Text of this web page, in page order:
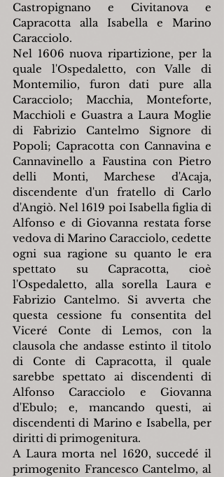
Castropignano e Civitanova e
Capracotta alla Isabella e Marino
Caracciolo.
Nel 1606 nuova ripartizione, per la
quale l'Ospedaletto, con Valle di
Montemilio, furon dati pure alla
Caracciolo; Macchia, Monteforte,
Macchioli e Guastra a Laura Moglie
di Fabrizio Cantelmo Signore di
Popoli; Capracotta con Cannavina e
Cannavinello a Faustina con Pietro
delli Monti, Marchese d'Acaja,
discendente d'un fratello di Carlo
d'Angiò. Nel 1619 poi Isabella figlia di
Alfonso e di Giovanna restata forse
vedova di Marino Caracciolo, cedette
ogni sua ragione su quanto le era
spettato su Capracotta, cioè
l'Ospedaletto, alla sorella Laura e
Fabrizio Cantelmo. Si avverta che
questa cessione fu consentita del
Viceré Conte di Lemos, con la
clausola che andasse estinto il titolo
di Conte di Capracotta, il quale
sarebbe spettato ai discendenti di
Alfonso Caracciolo e Giovanna
d'Ebulo; e, mancando questi, ai
discendenti di Marino e Isabella, per
diritti di primogenitura.
A Laura morta nel 1620, succedé il
primogenito Francesco Cantelmo, al